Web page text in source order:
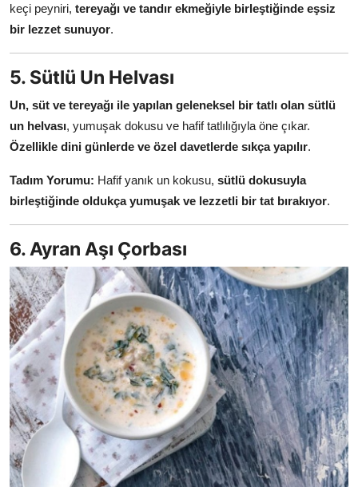
keçi peyniri, tereyağı ve tandır ekmeğiyle birleştiğinde eşsiz
bir lezzet sunuyor.
5. Sütlü Un Helvası
Un, süt ve tereyağı ile yapılan geleneksel bir tatlı olan sütlü
un helvası, yumuşak dokusu ve hafif tatlılığıyla öne çıkar.
Özellikle dini günlerde ve özel davetlerde sıkça yapılır.
Tadım Yorumu: Hafif yanık un kokusu, sütlü dokusuyla
birleştiğinde oldukça yumuşak ve lezzetli bir tat bırakıyor.
6. Ayran Aşı Çorbası